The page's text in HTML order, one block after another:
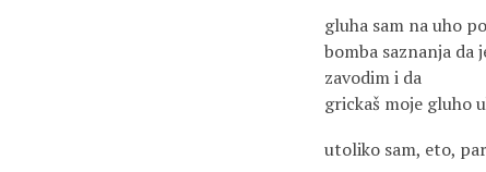
gluha sam na uho
bomba saznanja da
zavodim i da
grickaš moje gluho
utoliko sam, eto,